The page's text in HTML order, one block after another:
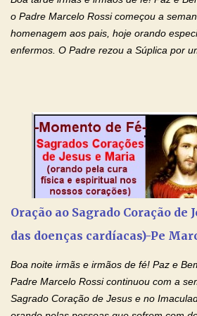
ter nos dado o Senhor, Jesus, como
agradeço de coração ao Espíri...
o Padre Marcelo Rossi começou a
homenagem aos pais, hoje orando
enfermos. O Padre rezou a Súplica por
de Nossa Senhora. Adriana dos Anjos-
do Padre Marcelo Rossi por E-mail e
anunciado ontem, entramos em uma
aos nossos pais. Hoje nossas orações
que não se encontram bem de saúde,
pais. Vamos dedicar um dia para os pais
estão doentes, pais que estão longe dos
para todos os pais. Hoje vamos d...
Oração ao Sagrado Coração de
das doenças cardíacas)-Pe
Boa noite irmãs e irmãos de fé! Paz e
Padre Marcelo Rossi continuou com a
Sagrado Coração de Jesus e no